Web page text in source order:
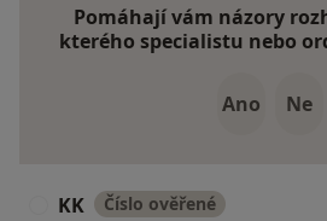
Pomáhají vám názory
kterého specialistu nebo
Ano Ne
KK Číslo ověřené